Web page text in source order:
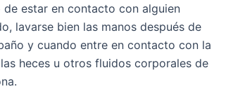
de estar en contacto con alguien
lavarse bien las manos después de
y cuando entre en contacto con la
heces u otros fluidos corporales de